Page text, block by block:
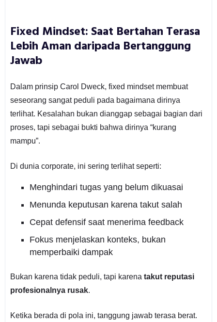
Fixed Mindset: Saat Bertahan Terasa
Lebih Aman daripada Bertanggung
Jawab
Dalam prinsip Carol Dweck, fixed mindset membuat
seseorang sangat peduli pada bagaimana dirinya
terlihat. Kesalahan bukan dianggap sebagai bagian dari
proses, tapi sebagai bukti bahwa dirinya “kurang
mampu”.
Di dunia corporate, ini sering terlihat seperti:
Menghindari tugas yang belum dikuasai
Menunda keputusan karena takut salah
Cepat defensif saat menerima feedback
Fokus menjelaskan konteks, bukan
memperbaiki dampak
Bukan karena tidak peduli, tapi karena takut reputasi
profesionalnya rusak.
Ketika berada di pola ini, tanggung jawab terasa berat.